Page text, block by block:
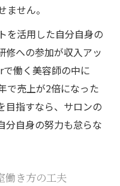
せん。
を活用した自分自身の
修への参加が収入アッ
働く美容師の中に
で売上が2倍になった
目指すなら、サロンの
分自身の努力も怠らな
働き方の工夫